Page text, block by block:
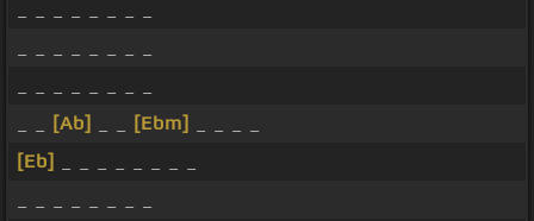
[Ab] [Ebm]
[Eb]